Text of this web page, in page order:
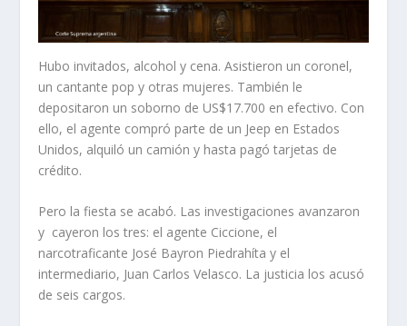
Hubo invitados, alcohol y cena. Asistieron un coronel,
un cantante pop y otras mujeres. También le
depositaron un soborno de US$17.700 en efectivo. Con
ello, el agente compró parte de un Jeep en Estados
Unidos, alquiló un camión y hasta pagó tarjetas de
crédito.
Pero la fiesta se acabó. Las investigaciones avanzaron
y cayeron los tres: el agente Ciccione, el
narcotraficante José Bayron Piedrahíta y el
intermediario, Juan Carlos Velasco. La justicia los acusó
de seis cargos.